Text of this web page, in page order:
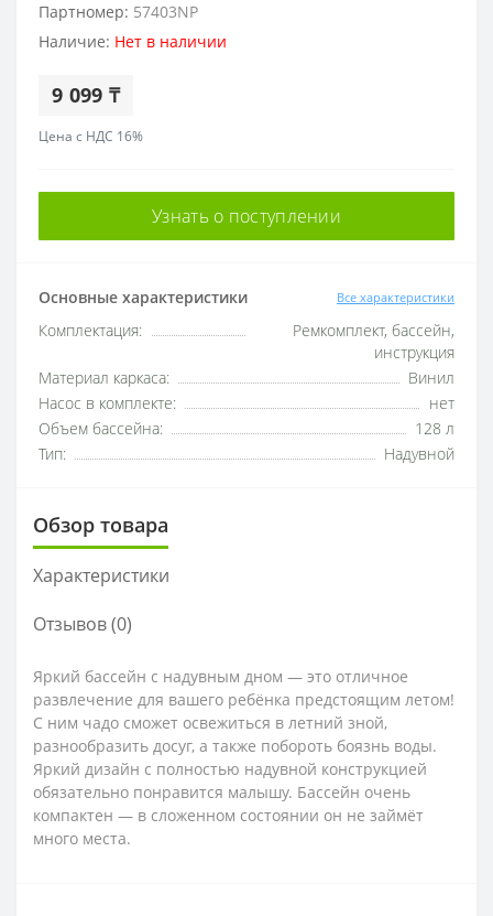
Партномер: 57403NP
Наличие: Нет в наличии
9 099 ₸
Цена с НДС 16%
Узнать о поступлении
Основные характеристики Все характеристики
Комплектация:
Ремкомплект, бассейн,
инструкция
Материал каркаса:
Винил
Насос в комплекте:
нет
Объем бассейна:
128 л
Тип:
Надувной
Обзор товара
Характеристики
Отзывов (0)
Яркий бассейн с надувным дном — это отличное
развлечение для вашего ребёнка предстоящим летом!
С ним чадо сможет освежиться в летний зной,
разнообразить досуг, а также побороть боязнь воды.
Яркий дизайн с полностью надувной конструкцией
обязательно понравится малышу. Бассейн очень
компактен — в сложенном состоянии он не займёт
много места.